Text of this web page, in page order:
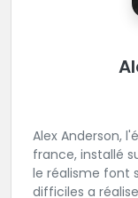
Alex Anderson,
france, installé sur Nice, 2 rue
le réalisme font
difficiles a